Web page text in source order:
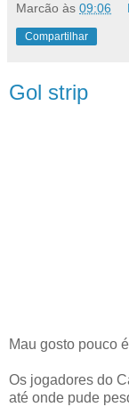
Marcão às 09:06
Compartilhar
Gol strip
Mau gosto pouco
Os jogadores do
até onde pude